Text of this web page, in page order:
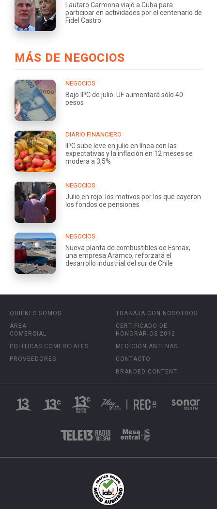
Lautaro Carmona viajó a Cuba para
participar en actividades por el centenario de
Fidel Castro
MÁS DE NEGOCIOS
NEGOCIOS
Bajo IPC de julio: UF aumentará sólo 40
pesos
DIARIO FINANCIERO
IPC sube leve en julio en línea con las
expectativas y la inflación en 12 meses se
modera a 3,5%
NEGOCIOS
Julio en rojo: los motivos por los que cayeron
los fondos de pensiones
NEGOCIOS
Nueva planta de combustibles de Esmax,
una empresa Aramco, reforzará el
desarrollo industrial del sur de Chile
QUIÉNES SOMOS
ÁREA
COMERCIAL
POLÍTICAS COMERCIALES
PROVEEDORES
TRABAJA CON NOSOTROS
CERTIFICADO DE
HONORARIOS 2012
MEDICIÓN ANTENAS
CONTACTO
BRANDED CONTENT